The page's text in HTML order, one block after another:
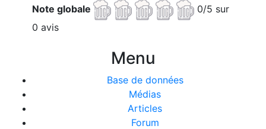
Note globale
0/5 sur
0 avis
Menu
Base de données
Médias
Articles
Forum